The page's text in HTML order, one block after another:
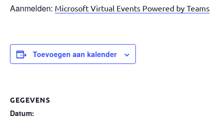
Aanmelden: Microsoft Virtual Events Powered by Teams
Toevoegen aan kalender
GEGEVENS
Datum: